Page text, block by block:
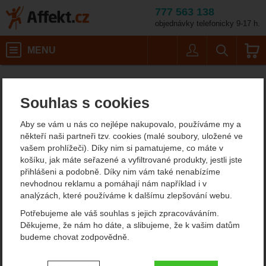
Souhlas s cookies
Aby se vám u nás co nejlépe nakupovalo, používáme my a
někteří naši partneři tzv. cookies (malé soubory, uložené ve
vašem prohlížeči). Díky nim si pamatujeme, co máte v
košíku, jak máte seřazené a vyfiltrované produkty, jestli jste
přihlášeni a podobně. Díky nim vám také nenabízíme
nevhodnou reklamu a pomáhají nám například i v
analýzách, které používáme k dalšímu zlepšování webu.
Potřebujeme ale váš souhlas s jejich zpracováváním.
Děkujeme, že nám ho dáte, a slibujeme, že k vašim datům
budeme chovat zodpovědně.
Nastavení souhlasů s kategoriemi
777 563 138
objednávky telefonicky 9-17 h.
MENU
Hrot: Kovaný hrot
Grivel The Tech Machine
doporučujeme!
Fotografie
předchozí